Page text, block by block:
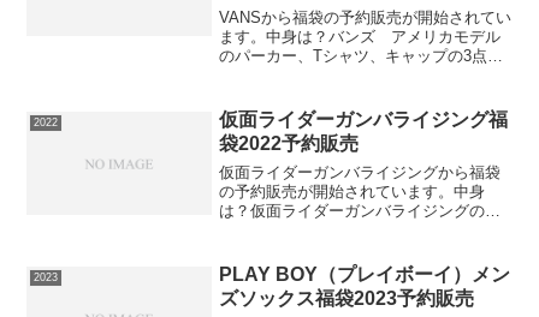
VANSから福袋の予約販売が開始されてい
ます。中身は？バンズ アメリカモデル
のパーカー、Tシャツ、キャップの3点が
文数をかなり制限せざるを得なくなって
おります。出来る限...
2022
仮面ライダーガンバライジング福
袋2022予約販売
仮面ライダーガンバライジングから福袋
の予約販売が開始されています。中身
は？仮面ライダーガンバライジングのカ
物なので、キズや汚れのあるカードが入
っている事もありますでき...
2023
PLAY BOY（プレイボーイ）メン
ズソックス福袋2023予約販売